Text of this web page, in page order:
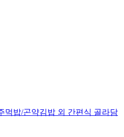
먹밥/곤약김밥 외 간편식 골라담